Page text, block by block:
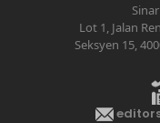
Lot 1, Jalan
Seksyen 15,